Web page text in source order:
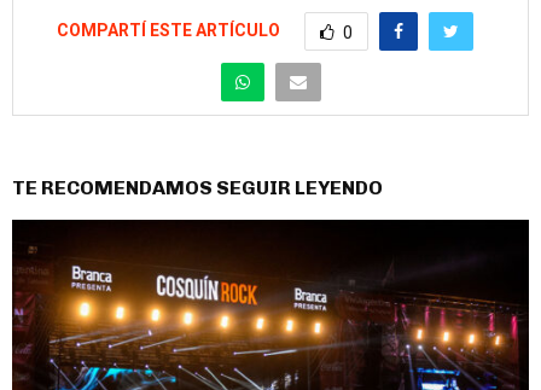
COMPARTÍ ESTE ARTÍCULO 0
TE RECOMENDAMOS SEGUIR LEYENDO